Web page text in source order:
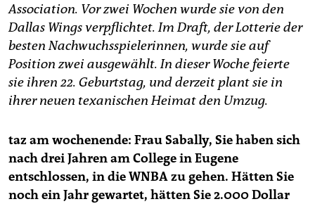
abo
genossenschaft
epaper login
Association. Vor zwei Wochen wurde sie von den
Dallas Wings verpflichtet. Im Draft, der Lotterie der
besten Nachwuchsspielerinnen, wurde sie auf
Position zwei ausgewählt. In dieser Woche feierte
sie ihren 22. Geburtstag, und derzeit plant sie in
ihrer neuen texanischen Heimat den Umzug.
taz am wochenende: Frau Sabally, Sie haben sich
nach drei Jahren am College in Eugene
entschlossen, in die WNBA zu gehen. Hätten Sie
noch ein Jahr gewartet, hätten Sie 2.000 Dollar